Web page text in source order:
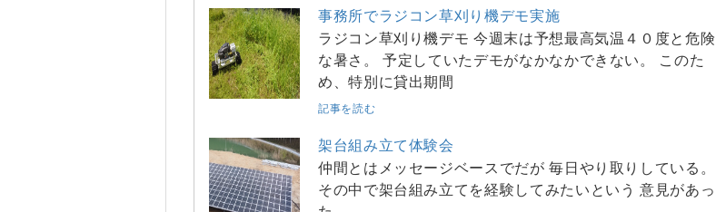
事務所でラジコン草刈り機デモ実施
ラジコン草刈り機デモ 今週末は予想最高気温４０度と危険
な暑さ。 予定していたデモがなかなかできない。 このた
め、特別に貸出期間
記事を読む
架台組み立て体験会
仲間とはメッセージベースでだが 毎日やり取りしている。
その中で架台組み立てを経験してみたいという 意見があっ